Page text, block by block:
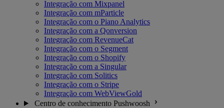
Integração com Mixpanel
Integração com mParticle
Integração com o Piano Analytics
Integração com a Qonversion
Integração com RevenueCat
Integração com o Segment
Integração com o Shopify
Integração com a Singular
Integração com Solitics
Integração com o Stripe
Integração com WebViewGold
Centro de conhecimento Pushwoosh